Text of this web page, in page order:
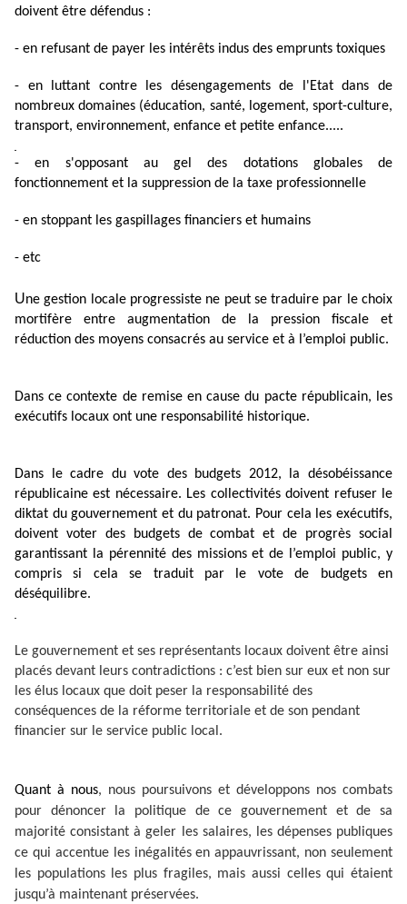
doivent être défendus :
- en refusant de payer les intérêts indus des emprunts toxiques
- en luttant contre les désengagements de l'Etat dans de
nombreux domaines (éducation, santé, logement, sport-culture,
transport, environnement, enfance et petite enfance.....
- en s'opposant au gel des dotations globales de
fonctionnement et la suppression de la taxe professionnelle
- en stoppant les gaspillages financiers et humains
- etc
Une gestion locale progressiste ne peut se traduire par le choix
mortifère entre augmentation de la pression fiscale et
réduction des moyens consacrés au service et à l’emploi public.
Dans ce contexte de remise en cause du pacte républicain, les
exécutifs locaux ont une responsabilité historique.
Dans le cadre du vote des budgets 2012, la désobéissance
républicaine est nécessaire. Les collectivités doivent refuser le
diktat du gouvernement et du patronat. Pour cela les exécutifs,
doivent voter des budgets de combat et de progrès social
garantissant la pérennité des missions et de l’emploi public, y
compris si cela se traduit par le vote de budgets en
déséquilibre.
Le gouvernement et ses représentants locaux doivent être ainsi
placés devant leurs contradictions : c’est bien sur eux et non sur
les élus locaux que doit peser la responsabilité des
conséquences de la réforme territoriale et de son pendant
financier sur le service public local.
Quant à nous, nous poursuivons et développons nos combats
pour dénoncer la politique de ce gouvernement et de sa
majorité consistant à geler les salaires, les dépenses publiques
ce qui accentue les inégalités en appauvrissant, non seulement
les populations les plus fragiles, mais aussi celles qui étaient
jusqu’à maintenant préservées.